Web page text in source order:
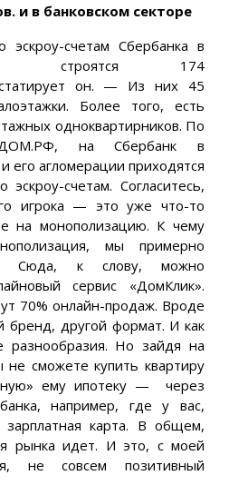
и в банковском секторе
счетам Сбербанка в
строятся 174
он. — Из них 45
Более того, есть
одноквартирников. По
ДОМ.РФ, на Сбербанк в
его агломерации приходятся
эскроу-счетам. Согласитесь,
игрока — это уже что-то
на монополизацию. К чему
мы примерно
Сюда, к слову, можно
сервис «ДомКлик».
70% онлайн-продаж. Вроде
бренд, другой формат. И как
Но зайдя на
не сможете купить квартиру
ему ипотеку — через
например, где у вас,
зарплатная карта. В общем,
рынка идет. И это, с моей
не совсем позитивный